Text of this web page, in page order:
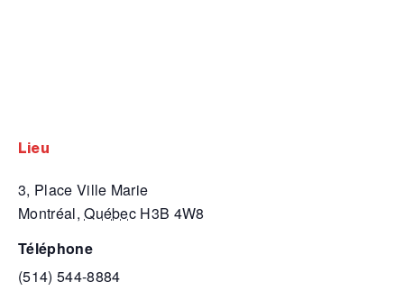
lieu
3, Place Ville Marie
Montréal, Québec H3B 4W8
téléphone
(514) 544-8884